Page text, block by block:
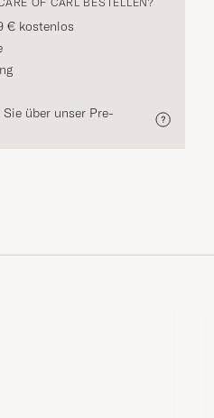
€ kostenlos
über unser Pre-